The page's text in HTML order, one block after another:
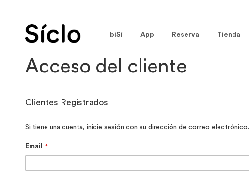
contenido
biSí App Reserva Tienda
Acceso del cliente
Clientes Registrados
Si tiene una cuenta, inicie sesión con su dirección de correo electrónico.
Email